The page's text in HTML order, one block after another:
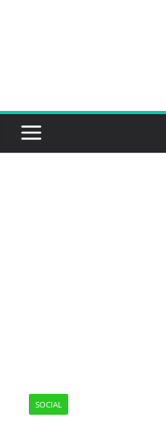
SOCIAL